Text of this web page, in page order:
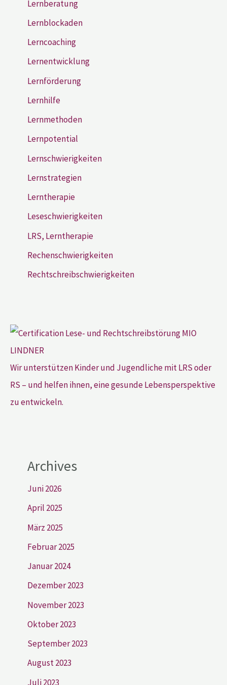
Lernberatung
Lernblockaden
Lerncoaching
Lernentwicklung
Lernförderung
Lernhilfe
Lernmethoden
Lernpotential
Lernschwierigkeiten
Lernstrategien
Lerntherapie
Leseschwierigkeiten
LRS, Lerntherapie
Rechenschwierigkeiten
Rechtschreibschwierigkeiten
Wir unterstützen Kinder und Jugendliche mit LRS oder
RS – und helfen ihnen, eine gesunde Lebensperspektive
zu entwickeln.
Archives
Juni 2026
April 2025
März 2025
Februar 2025
Januar 2024
Dezember 2023
November 2023
Oktober 2023
September 2023
August 2023
Juli 2023